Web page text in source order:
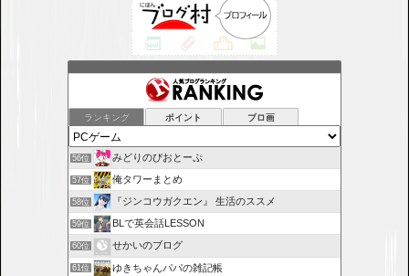
ランキング ポイント ブロ画
56位 みどりのびおとーぷ
57位 俺タワーまとめ
58位 『ジンコウガクエン』 生活のススメ
59位 BLで英会話LESSON
60位 せかいのブログ
61位 ゆきちゃんパパの雑記帳